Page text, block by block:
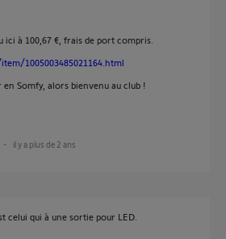
ici à 100,67 €, frais de port compris.
1005003485021164.html
en Somfy, alors bienvenu au club !
il y a plus de 2 ans
celui qui à une sortie pour LED.